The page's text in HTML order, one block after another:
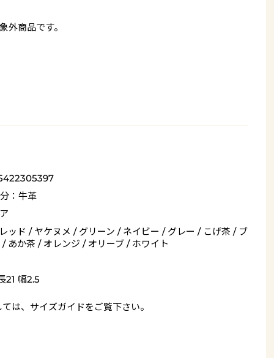
外商品です。
：牛革
ッド / ヤケヌメ / グリーン / ネイビー / グレー / こげ茶 / ブ
あか茶 / オレンジ / オリーブ / ホワイト
21 幅2.5
は、 サイズガイドをご覧下さい。